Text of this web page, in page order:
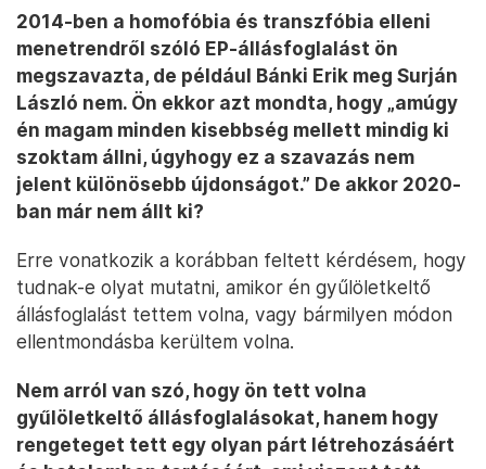
2014-ben a homofóbia és transzfóbia elleni
menetrendről szóló EP-állásfoglalást ön
megszavazta, de például Bánki Erik meg Surján
László nem. Ön ekkor azt mondta, hogy „amúgy
én magam minden kisebbség mellett mindig ki
szoktam állni, úgyhogy ez a szavazás nem
jelent különösebb újdonságot.” De akkor 2020-
ban már nem állt ki?
Erre vonatkozik a korábban feltett kérdésem, hogy
tudnak-e olyat mutatni, amikor én gyűlöletkeltő
állásfoglalást tettem volna, vagy bármilyen módon
ellentmondásba kerültem volna.
Nem arról van szó, hogy ön tett volna
gyűlöletkeltő állásfoglalásokat, hanem hogy
rengeteget tett egy olyan párt létrehozásáért